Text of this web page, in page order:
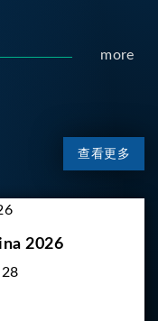
more
查看更多
2026